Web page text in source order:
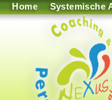
Home Systemische